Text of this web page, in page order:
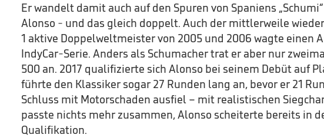
Er wandelt damit auch auf den Spuren von Spaniens
Alonso - und das gleich doppelt. Auch der mittlerweile
1 aktive Doppelweltmeister von 2005 und 2006 wagte einen
IndyCar-Serie. Anders als Schumacher trat er aber nur
500 an. 2017 qualifizierte sich Alonso bei seinem Debüt auf
führte den Klassiker sogar 27 Runden lang an, bevor er 21
Schluss mit Motorschaden ausfiel – mit realistischen
passte nichts mehr zusammen, Alonso scheiterte bereits in
Qualifikation.